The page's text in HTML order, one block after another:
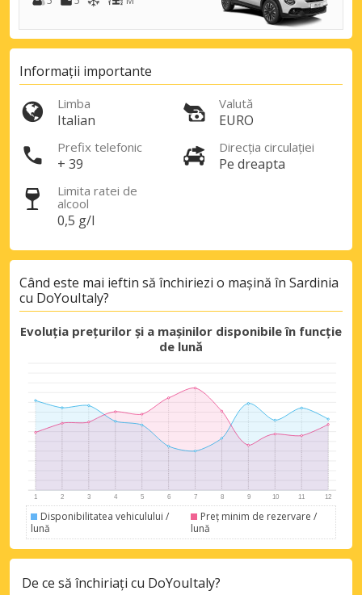
Informații importante
Limba
Italian
Valută
EURO
Prefix telefonic
+ 39
Direcția circulației
Pe dreapta
Limita ratei de
alcool
0,5 g/l
Când este mai ieftin să închiriezi o mașină în Sardinia
cu DoYouItaly?
Evoluția prețurilor și a mașinilor disponibile în funcție
de lună
Disponibilitatea vehiculului /
lună
Preț minim de rezervare /
lună
De ce să închiriați cu DoYouItaly?